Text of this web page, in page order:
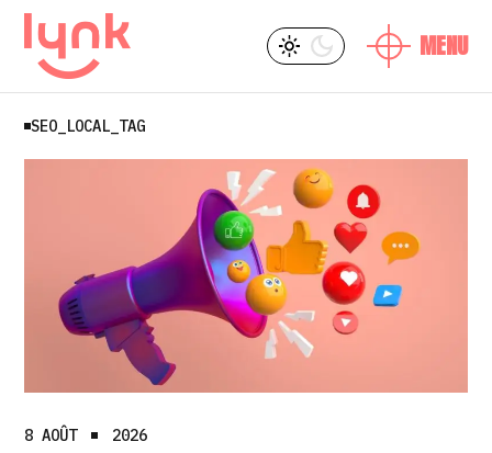
SKIP
THE
CONTENT
L Y
L
SEO_LOCAL_TAG
8 AOÛT 2026